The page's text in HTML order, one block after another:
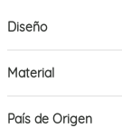
Diseño
Material
País de Origen